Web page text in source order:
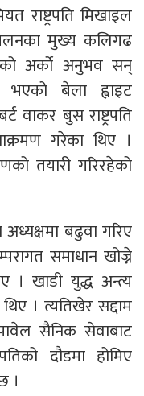
राष्ट्रपति मिखाइल
मुख्य कलिगढ
अर्को अनुभव सन्
बेला ह्वाइट
वाकर बुस राष्ट्रपति
गरेका थिए ।
तयारी गरिरहेको
बढुवा गरिए
समाधान खोज्ने
। खाडी युद्ध अन्त्य
। त्यतिखेर सद्दाम
सैनिक सेवाबाट
दौडमा होमिए
।